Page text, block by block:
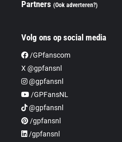
Partners(Ook adverteren?)
Volg ons op social media
/GPfanscom
X @gpfansnl
@gpfansnl
/GPFansNL
@gpfansnl
/gpfansnl
/gpfansnl